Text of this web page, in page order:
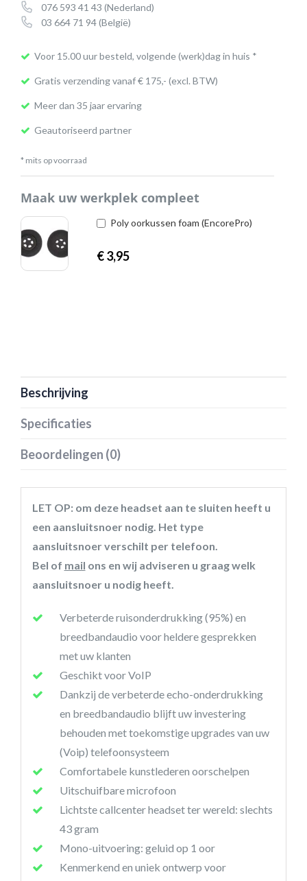
Maak uw werkplek compleet
Poly oorkussen foam (EncorePro)
€3,95
076 593 41 43 (Nederland)
03 664 71 94(België)
Voor 15.00 uur besteld, volgende (werk)dag in huis *
Gratis verzending vanaf € 175,- (excl. BTW)
Meer dan 35 jaar ervaring
Geautoriseerd partner
* mits op voorraad
Beschrijving
Specificaties
Beoordelingen (0)
LET OP: om deze headset aan te sluiten heeft u
een aansluitsnoer nodig. Het type
aansluitsnoer verschilt per telefoon.
Bel of mail ons en wij adviseren u graag welk
aansluitsnoer u nodig heeft.
Verbeterde ruisonderdrukking (95%) en
breedbandaudio voor heldere gesprekken
met uw klanten
Geschikt voor VoIP
Dankzij de verbeterde echo-onderdrukking
en breedbandaudio blijft uw investering
behouden met toekomstige upgrades van uw
(Voip) telefoonsysteem
Comfortabele kunstlederen oorschelpen
Uitschuifbare microfoon
Lichtste callcenter headset ter wereld: slechts
43 gram
Mono-uitvoering: geluid op 1 oor
Kenmerkend en uniek ontwerp voor